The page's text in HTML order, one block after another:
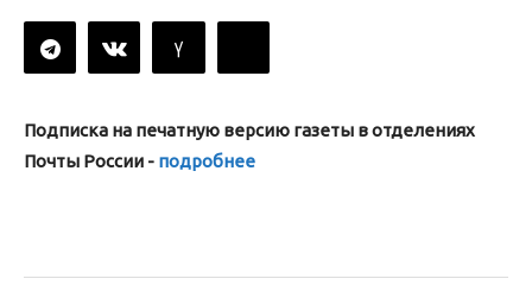
Подписка на печатную версию газеты в отделениях
Почты России - подробнее